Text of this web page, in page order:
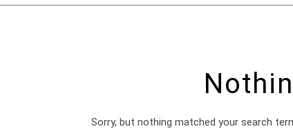
Sorry, but nothing matched your search